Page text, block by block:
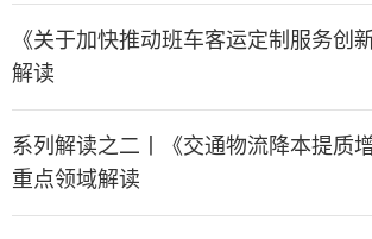
《关于加快推动班车客运定制服务创
解读
系列解读之二丨《交通物流降本提质
重点领域解读